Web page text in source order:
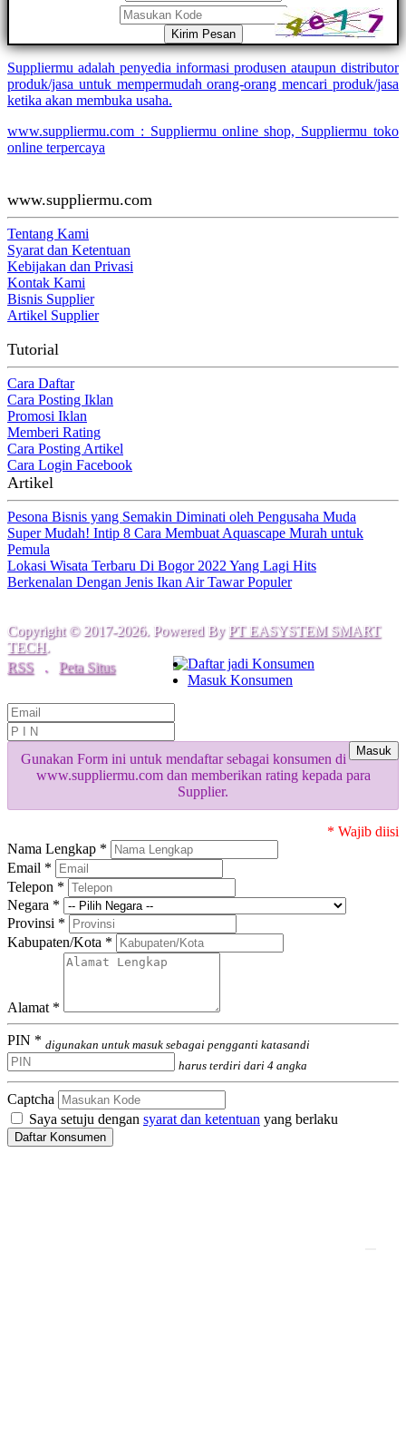
Kirim Pesan
Suppliermu adalah penyedia informasi produsen ataupun distributor
produk/jasa untuk mempermudah orang-orang mencari produk/jasa
ketika akan membuka usaha.
www.suppliermu.com : Suppliermu online shop, Suppliermu toko
online terpercaya
www.suppliermu.com
Tentang Kami
Syarat dan Ketentuan
Kebijakan dan Privasi
Kontak Kami
Bisnis Supplier
Artikel Supplier
Tutorial
Cara Daftar
Cara Posting Iklan
Promosi Iklan
Memberi Rating
Cara Posting Artikel
Cara Login Facebook
Artikel
Pesona Bisnis yang Semakin Diminati oleh Pengusaha Muda
Super Mudah! Intip 8 Cara Membuat Aquascape Murah untuk
Pemula
Lokasi Wisata Terbaru Di Bogor 2022 Yang Lagi Hits
Berkenalan Dengan Jenis Ikan Air Tawar Populer
Copyright © 2017-2026. Powered By PT EASYSTEM SMART
TECH.
RSS
. Peta Situs
Daftar jadi Konsumen
Masuk Konsumen
Masuk
Gunakan Form ini untuk mendaftar sebagai konsumen di
www.suppliermu.com dan memberikan rating kepada para
Supplier.
* Wajib diisi
Nama Lengkap *
Email *
Telepon *
Negara *
Provinsi *
Kabupaten/Kota *
Alamat *
PIN * digunakan untuk masuk sebagai pengganti katasandi
harus terdiri dari 4 angka
Captcha
Saya setuju dengan syarat dan ketentuan yang berlaku
Daftar Konsumen